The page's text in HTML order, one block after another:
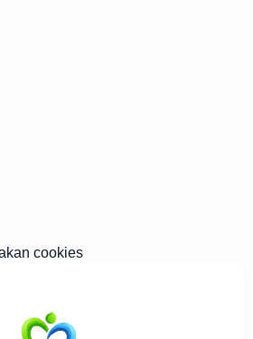
cookies